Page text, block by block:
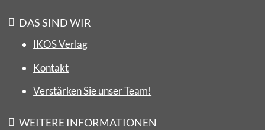
DAS SIND WIR
IKOS Verlag
Kontakt
Verstärken Sie unser Team!
WEITERE INFORMATIONEN